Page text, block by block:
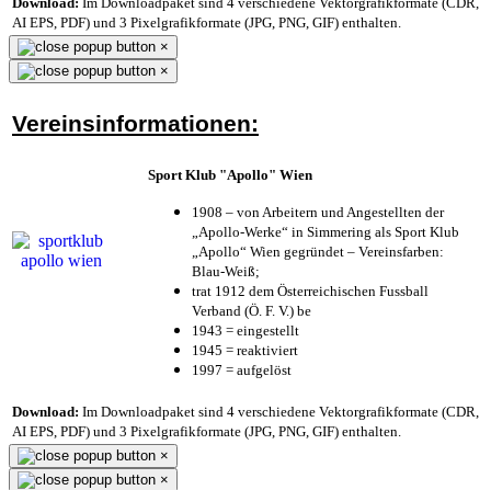
AI EPS, PDF) und 3 Pixelgrafikformate (JPG, PNG, GIF) enthalten.
×
×
Vereinsinformationen:
Sport Klub "Apollo" Wien
1908 – von Arbeitern und Angestellten der
„Apollo-Werke“ in Simmering als Sport Klub
„Apollo“ Wien gegründet – Vereinsfarben:
Blau-Weiß;
trat 1912 dem Österreichischen Fussball
Verband (Ö. F. V.) be
1943 = eingestellt
1945 = reaktiviert
1997 = aufgelöst
Download: Im Downloadpaket sind 4 verschiedene Vektorgrafikformate (CDR,
AI EPS, PDF) und 3 Pixelgrafikformate (JPG, PNG, GIF) enthalten.
×
×